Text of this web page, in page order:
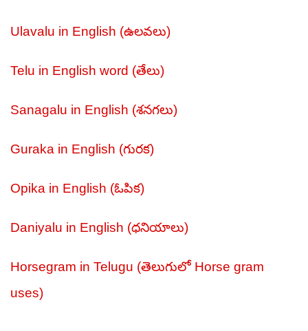
Ulavalu in English (ఉలవలు)
Telu in English word (తేలు)
Sanagalu in English (శనగలు)
Guraka in English (గురక)
Opika in English (ఓపిక)
Daniyalu in English (ధనియాలు)
Horsegram in Telugu (తెలుగులో Horse gram
uses)